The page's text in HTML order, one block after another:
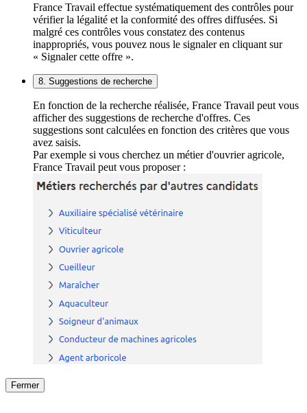
France Travail effectue systématiquement des contrôles pour
vérifier la légalité et la conformité des offres diffusées. Si
malgré ces contrôles vous constatez des contenus
inappropriés, vous pouvez nous le signaler en cliquant sur
« Signaler cette offre ».
8. Suggestions de recherche
En fonction de la recherche réalisée, France Travail peut vous
afficher des suggestions de recherche d'offres. Ces
suggestions sont calculées en fonction des critères que vous
avez saisis.
Par exemple si vous cherchez un métier d'ouvrier agricole,
France Travail peut vous proposer :
Fermer